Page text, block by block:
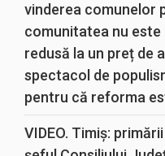
vinderea comunelor
comunitatea nu
redusă la un preț de
spectacol de
pentru că reforma
VIDEO. Timiș: